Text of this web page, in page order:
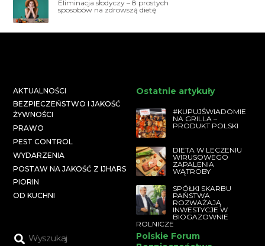
Eliminacja słodyczy – 8 prostych
sposobów na zdrowszą dietę
AKTUALNOŚCI
BEZPIECZEŃSTWO I JAKOŚĆ
ŻYWNOŚCI
PRAWO
PEST CONTROL
WYDARZENIA
POSTAW NA JAKOŚĆ Z IJHARS
PIORIN
OD KUCHNI
Ostatnie artykuły
#KUPUJŚWIADOMIE
NA GRILLA –
PRODUKT POLSKI
DIETA W LECZENIU
WIRUSOWEGO
ZAPALENIA
WĄTROBY
SPÓŁKI SKARBU
PAŃSTWA
ROZWAŻAJĄ
INWESTYCJE W
BIOGAZOWNIE
ROLNICZE
Polskie Forum